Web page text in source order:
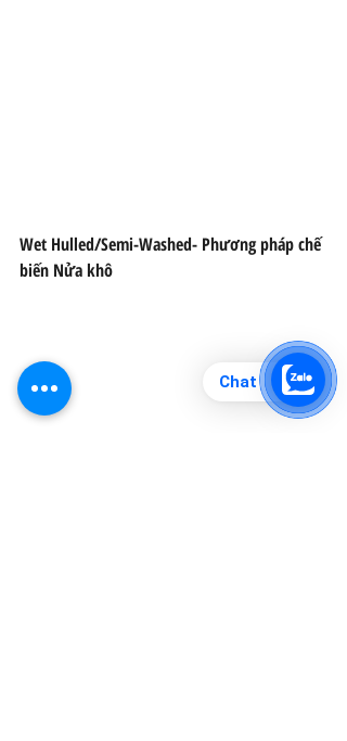
Wet Hulled/Semi-Washed- Phương pháp chế
biến Nửa khô
Chat